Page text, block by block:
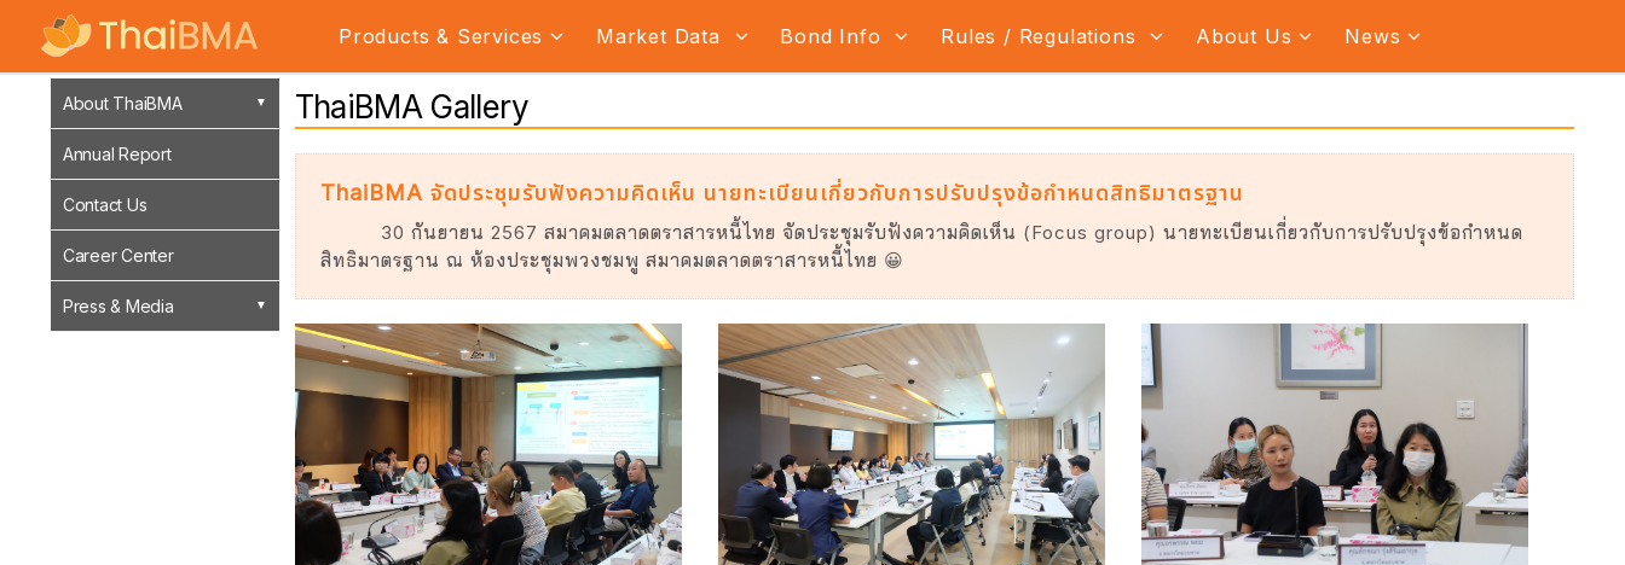
Products & Services Market Data Bond Info Rules / Regulations About Us News
About ThaiBMA
Annual Report
Contact Us
Career Center
Press & Media
ThaiBMA Gallery
ThaiBMA จัดประชุมรับฟังความคิดเห็น นายทะเบียนเกี่ยวกับการปรับปรุงข้อกำหนดสิทธิมาตรฐาน
30 กันยายน 2567 สมาคมตลาดตราสารหนี้ไทย จัดประชุมรับฟังความคิดเห็น (Focus group) นายทะเบียนเกี่ยวกับการปรับปรุงข้อกำหนด
สิทธิมาตรฐาน ณ ห้องประชุมพวงชมพู สมาคมตลาดตราสารหนี้ไทย 😀